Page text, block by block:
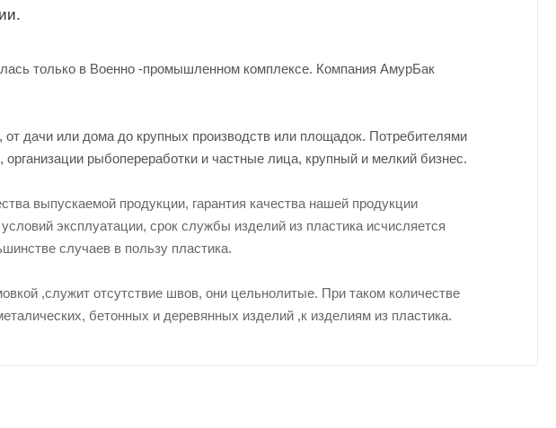
только в Военно -промышленном комплексе. Компания АмурБак
дачи или дома до крупных производств или площадок. Потребителями
рыбопереработки и частные лица, крупный и мелкий бизнес.
выпускаемой продукции, гарантия качества нашей продукции
эксплуатации, срок службы изделий из пластика исчисляется
случаев в пользу пластика.
,служит отсутствие швов, они цельнолитые. При таком количестве
бетонных и деревянных изделий ,к изделиям из пластика.